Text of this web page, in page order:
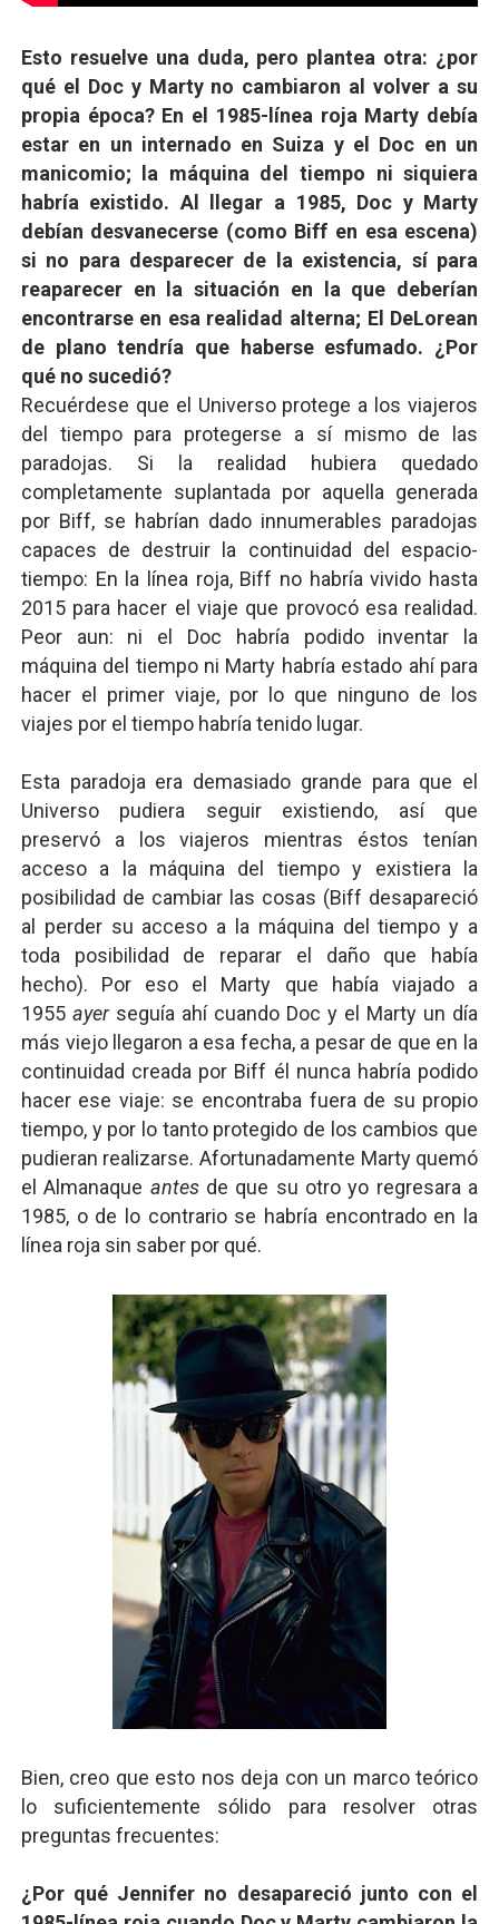
Esto resuelve una duda, pero plantea otra: ¿por
qué el Doc y Marty no cambiaron al volver a su
propia época? En el 1985-línea roja Marty debía
estar en un internado en Suiza y el Doc en un
manicomio; la máquina del tiempo ni siquiera
habría existido. Al llegar a 1985, Doc y Marty
debían desvanecerse (como Biff en esa escena)
si no para desparecer de la existencia, sí para
reaparecer en la situación en la que deberían
encontrarse en esa realidad alterna; El DeLorean
de plano tendría que haberse esfumado. ¿Por
qué no sucedió?
Recuérdese que el Universo protege a los viajeros
del tiempo para protegerse a sí mismo de las
paradojas. Si la realidad hubiera quedado
completamente suplantada por aquella generada
por Biff, se habrían dado innumerables paradojas
capaces de destruir la continuidad del espacio-
tiempo: En la línea roja, Biff no habría vivido hasta
2015 para hacer el viaje que provocó esa realidad.
Peor aun: ni el Doc habría podido inventar la
máquina del tiempo ni Marty habría estado ahí para
hacer el primer viaje, por lo que ninguno de los
viajes por el tiempo habría tenido lugar.
Esta paradoja era demasiado grande para que el
Universo pudiera seguir existiendo, así que
preservó a los viajeros mientras éstos tenían
acceso a la máquina del tiempo y existiera la
posibilidad de cambiar las cosas (Biff desapareció
al perder su acceso a la máquina del tiempo y a
toda posibilidad de reparar el daño que había
hecho). Por eso el Marty que había viajado a
1955 ayerseguía ahí cuando Doc y el Marty un día
más viejo llegaron a esa fecha, a pesar de que en la
continuidad creada por Biff él nunca habría podido
hacer ese viaje: se encontraba fuera de su propio
tiempo, y por lo tanto protegido de los cambios que
pudieran realizarse. Afortunadamente Marty quemó
el Almanaque antesde que su otro yo regresara a
1985, o de lo contrario se habría encontrado en la
línea roja sin saber por qué.
Bien, creo que esto nos deja con un marco teórico
lo suficientemente sólido para resolver otras
preguntas frecuentes:
¿Por qué Jennifer no desapareció junto con el